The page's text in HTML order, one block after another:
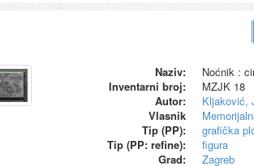
Naziv:
Noćnik :
Inventarni broj:
MZJK 18
Autor:
Kljaković,
Vlasnik
Tip (PP):
grafička
Tip (PP: refine):
figura
Grad:
Zagreb